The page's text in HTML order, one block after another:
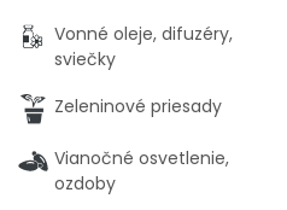
Vonné oleje, difuzéry,
sviečky
Zeleninové priesady
Vianočné osvetlenie,
ozdoby